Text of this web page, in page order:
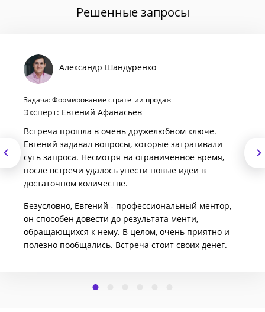
Решенные запросы
Александр Шандуренко
Задача: Формирование стратегии продаж
Эксперт: Евгений Афанасьев
Встреча прошла в очень дружелюбном ключе.
Евгений задавал вопросы, которые затрагивали
суть запроса. Несмотря на ограниченное время,
после встречи удалось унести новые идеи в
достаточном количестве.
Безусловно, Евгений - профессиональный ментор,
он способен довести до результата менти,
обращающихся к нему. В целом, очень приятно и
полезно пообщались. Встреча стоит своих денег.